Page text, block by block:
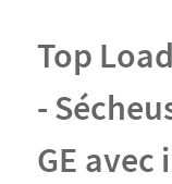
Top
-
GE